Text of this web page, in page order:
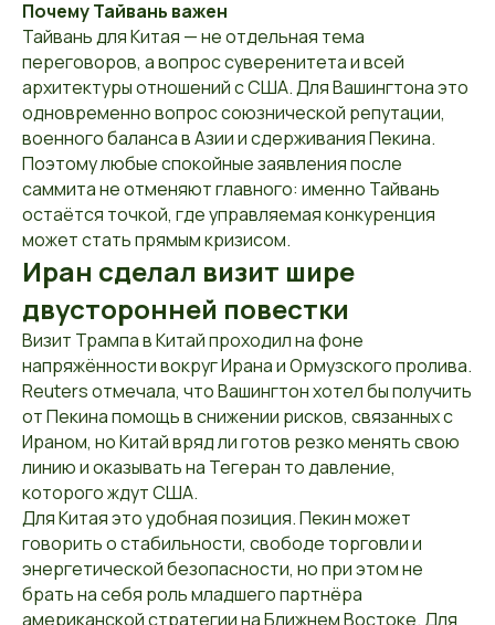
Почему Тайвань важен
Тайвань для Китая — не отдельная тема
переговоров, а вопрос суверенитета и всей
архитектуры отношений с США. Для Вашингтона это
одновременно вопрос союзнической репутации,
военного баланса в Азии и сдерживания Пекина.
Поэтому любые спокойные заявления после
саммита не отменяют главного: именно Тайвань
остаётся точкой, где управляемая конкуренция
может стать прямым кризисом.
Иран сделал визит шире
двусторонней повестки
Визит Трампа в Китай проходил на фоне
напряжённости вокруг Ирана и Ормузского пролива.
Reuters отмечала, что Вашингтон хотел бы получить
от Пекина помощь в снижении рисков, связанных с
Ираном, но Китай вряд ли готов резко менять свою
линию и оказывать на Тегеран то давление,
которого ждут США.
Для Китая это удобная позиция. Пекин может
говорить о стабильности, свободе торговли и
энергетической безопасности, но при этом не
брать на себя роль младшего партнёра
американской стратегии на Ближнем Востоке. Для